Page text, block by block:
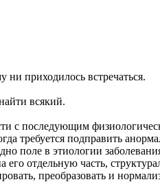
ни приходилось встречаться.
всякий.
с последующим
требуется подправить
поле в этиологии
отдельную часть,
преобразовать и